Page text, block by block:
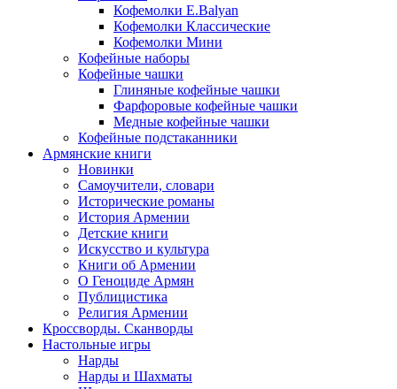
Кофемолки E.Balyan
Кофемолки Классические
Кофемолки Мини
Кофейные наборы
Кофейные чашки
Глиняные кофейные чашки
Фарфоровые кофейные чашки
Медные кофейные чашки
Кофейные подстаканники
Армянские книги
Новинки
Самоучители, словари
Исторические романы
История Армении
Детские книги
Иcкусство и культура
Книги об Армении
О Геноциде Армян
Публицистика
Религия Армении
Кроссворды. Сканворды
Настольные игры
Нарды
Нарды и Шахматы